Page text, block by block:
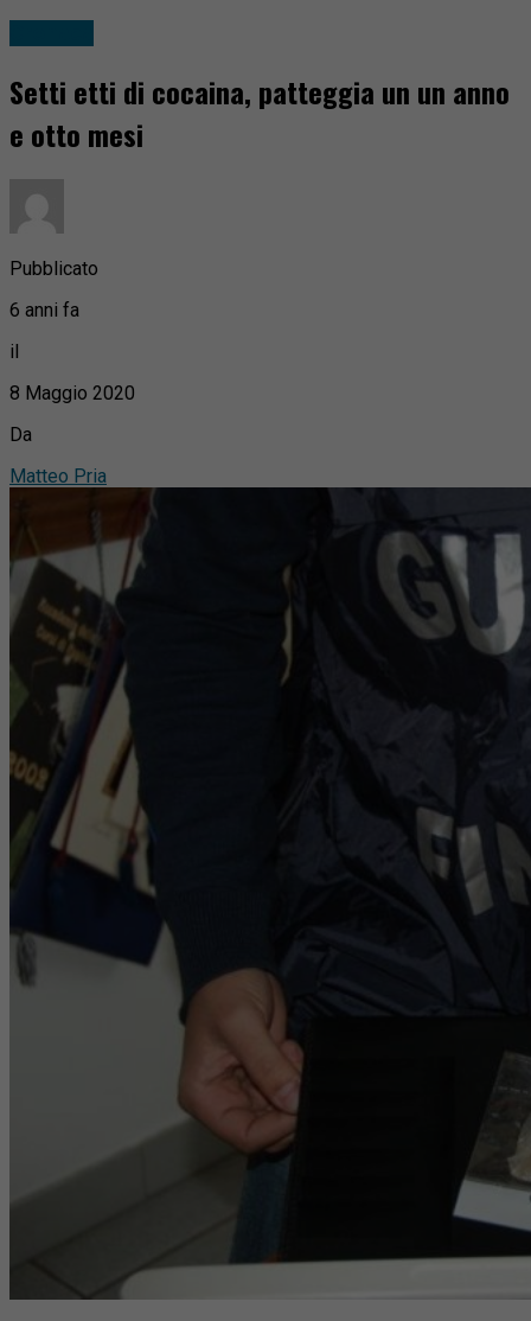
Setti etti di cocaina, patteggia un un anno
e otto mesi
Pubblicato
6 anni fa
il
8 Maggio 2020
Da
Matteo Pria